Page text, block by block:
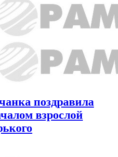
поздравила
взрослой